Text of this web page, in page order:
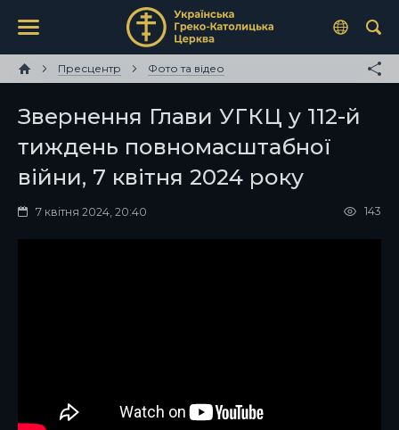
Пресцентр Фото та відео
Звернення Глави УГКЦ у 112-й
тиждень повномасштабної
війни, 7 квітня 2024 року
7 квітня 2024, 20:40 143